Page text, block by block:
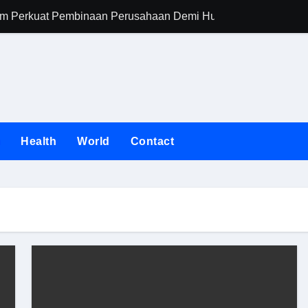
Perkuat Pembinaan Perusahaan Demi Hubungan Industrial
Resmi Dilantik dalam Jabatan Fungsional
Konsolidasi Bank Jatim Tumbuh Positif pada Semester I
Health World Contact